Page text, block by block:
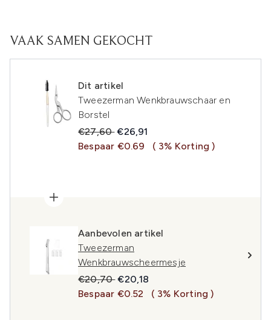
VAAK SAMEN GEKOCHT
Dit artikel
Tweezerman Wenkbrauwschaar en
Borstel
Recommended Retail Price:
€27,60Huidige prijs:
€26,91
Bespaar €0.69
( 3% Korting )
Aanbevolen artikel
Tweezerman
Wenkbrauwscheermesje
Recommended Retail Price:
€20,70Huidige prijs:
€20,18
Bespaar €0.52
( 3% Korting )